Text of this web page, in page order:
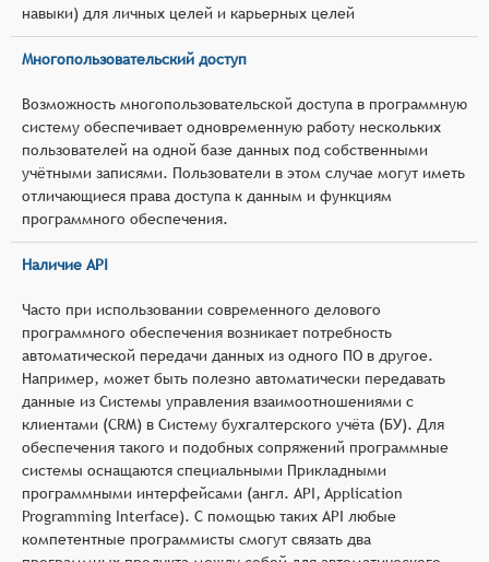
навыки) для личных целей и карьерных целей
Многопользовательский доступ
Возможность многопользовательской доступа в программную
систему обеспечивает одновременную работу нескольких
пользователей на одной базе данных под собственными
учётными записями. Пользователи в этом случае могут иметь
отличающиеся права доступа к данным и функциям
программного обеспечения.
Наличие API
Часто при использовании современного делового
программного обеспечения возникает потребность
автоматической передачи данных из одного ПО в другое.
Например, может быть полезно автоматически передавать
данные из Системы управления взаимоотношениями с
клиентами (CRM) в Систему бухгалтерского учёта (БУ). Для
обеспечения такого и подобных сопряжений программные
системы оснащаются специальными Прикладными
программными интерфейсами (англ. API, Application
Programming Interface). С помощью таких API любые
компетентные программисты смогут связать два